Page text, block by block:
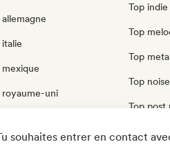
uni
Top
Top
Top
Top
Top post
Top
souhaites entrer en contact